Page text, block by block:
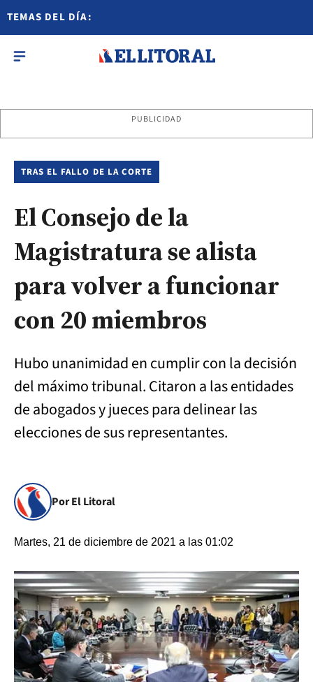
TEMAS DEL DÍA:
PUBLICIDAD
TRAS EL FALLO DE LA CORTE
El Consejo de la
Magistratura se alista
para volver a funcionar
con 20 miembros
Hubo unanimidad en cumplir con la decisión
del máximo tribunal. Citaron a las entidades
de abogados y jueces para delinear las
elecciones de sus representantes.
Por El Litoral
Martes, 21 de diciembre de 2021 a las 01:02